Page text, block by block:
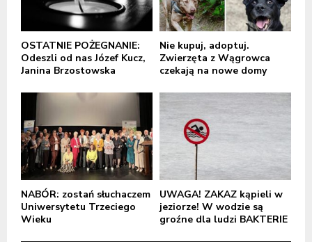
OSTATNIE POŻEGNANIE:
Odeszli od nas Józef Kucz,
Janina Brzostowska
Nie kupuj, adoptuj.
Zwierzęta z Wągrowca
czekają na nowe domy
NABÓR: zostań słuchaczem
Uniwersytetu Trzeciego
Wieku
UWAGA! ZAKAZ kąpieli w
jeziorze! W wodzie są
groźne dla ludzi BAKTERIE